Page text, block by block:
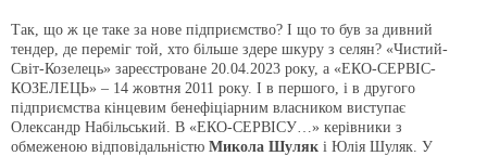
Так, що ж це таке за нове підприємство? І що то був за дивний
тендер, де переміг той, хто більше здере шкуру з селян? «Чистий-
Світ-Козелець» зареєстроване 20.04.2023 року, а «ЕКО-СЕРВІС-
КОЗЕЛЕЦЬ» – 14 жовтня 2011 року. І в першого, і в другого
підприємства кінцевим бенефіціарним власником виступає
Олександр Набільський. В «ЕКО-СЕРВІСУ…» керівники з
обмеженою відповідальністю Микола Шуляк і Юлія Шуляк. У